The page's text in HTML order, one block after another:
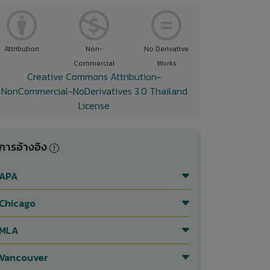
Attribution
Non-
Commercial
No Derivative
Works
Creative Commons Attribution-
NonCommercial-NoDerivatives 3.0 Thailand
License
ารอ้างอิง